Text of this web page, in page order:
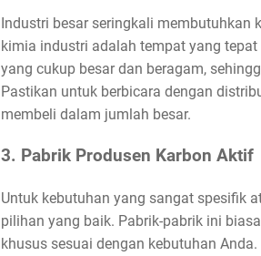
Industri besar seringkali
kimia industri adalah tempat yang
yang cukup besar dan beragam,
Pastikan untuk berbicara dengan
membeli dalam jumlah besar.
3. Pabrik Produsen Karbon Aktif
Untuk kebutuhan yang sangat spesifik
pilihan yang baik. Pabrik-pabrik ini
khusus sesuai dengan kebutuhan